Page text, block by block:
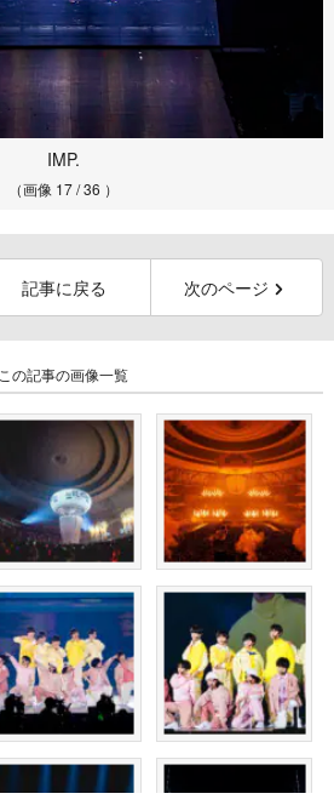
IMP.
（画像 17 / 36 ）
記事に戻る 次のページ
この記事の画像一覧